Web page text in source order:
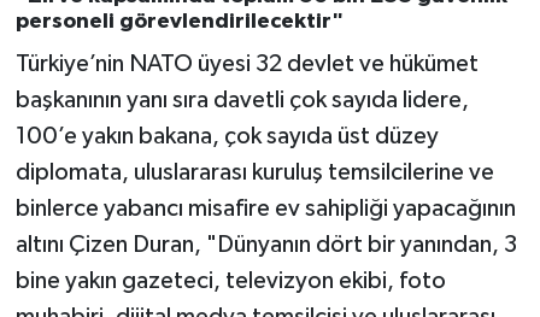
personeli görevlendirilecektir"
Türkiye’nin NATO üyesi 32 devlet ve hükümet
başkanının yanı sıra davetli çok sayıda lidere,
100’e yakın bakana, çok sayıda üst düzey
diplomata, uluslararası kuruluş temsilcilerine ve
binlerce yabancı misafire ev sahipliği yapacağının
altını Çizen Duran, "Dünyanın dört bir yanından, 3
bine yakın gazeteci, televizyon ekibi, foto